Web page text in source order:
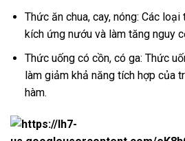
Thức ăn chua, cay, nóng: Các
kích ứng nướu và làm tăng nguy
Thức uống có cồn, có ga: Thức
làm giảm khả năng tích hợp của
hàm.